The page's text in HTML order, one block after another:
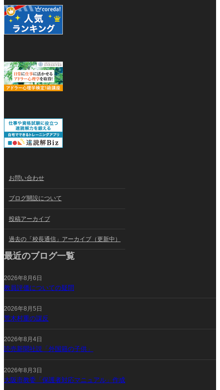
お問い合わせ
ブログ開設について
投稿アーカイブ
過去の「校長通信」アーカイブ（更新中）
最近のブログ一覧
2026年8月6日
教員評価についての疑問
2026年8月5日
荒木村重の謀反
2026年8月4日
読売新聞社説「外国籍の子供」
2026年8月3日
大阪市教委「保護者対応マニュアル」作成